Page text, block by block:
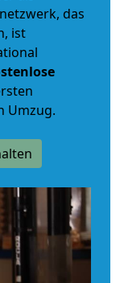
das
ist
Umzug.